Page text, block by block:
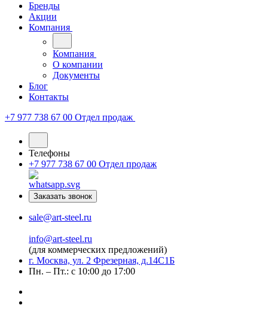
Бренды
Акции
Компания
Компания
О компании
Документы
Блог
Контакты
+7 977 738 67 00 Отдел продаж
Телефоны
+7 977 738 67 00 Отдел продаж
Заказать звонок
sale@art-steel.ru
info@art-steel.ru
(для коммерческих предложений)
г. Москва, ул. 2 Фрезерная, д.14С1Б
Пн. – Пт.: с 10:00 до 17:00